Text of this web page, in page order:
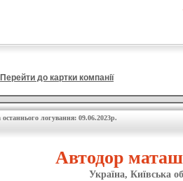
Перейти до картки компанії
останнього логування: 09.06.2023р.
Автодор
Україна, Київська